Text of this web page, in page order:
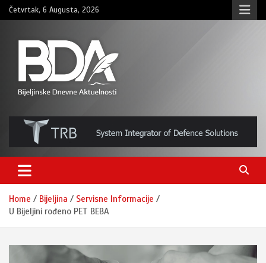
Skip
to
Četvrtak, 6 Augusta, 2026
BNDAN.com
Home Bijeljina
Servisne Informacije
U Bijeljini rođeno PET BEBA